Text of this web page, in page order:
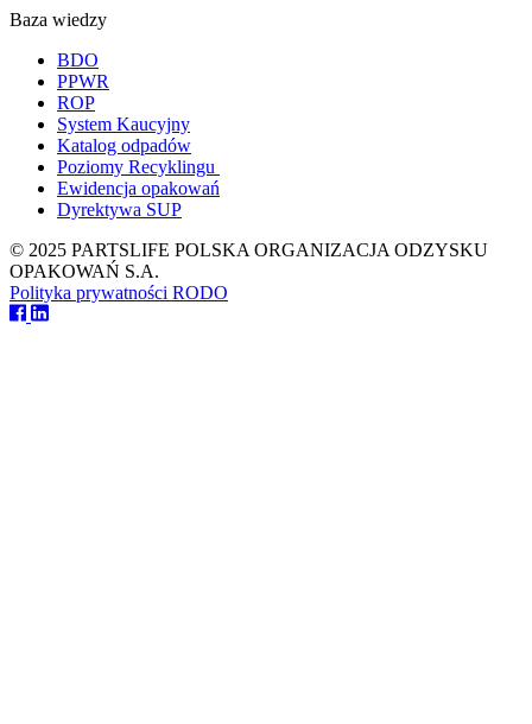
Baza wiedzy
BDO
PPWR
ROP
System Kaucyjny
Katalog odpadów
Poziomy Recyklingu
Ewidencja opakowań
Dyrektywa SUP
© 2025 PARTSLIFE POLSKA ORGANIZACJA ODZYSKU
OPAKOWAŃ S.A.
Polityka prywatności RODO